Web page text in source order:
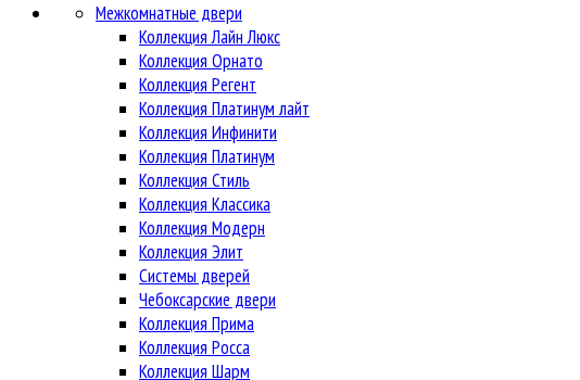
Межкомнатные двери
Коллекция Лайн Люкс
Коллекция Орнато
Коллекция Регент
Коллекция Платинум лайт
Коллекция Инфинити
Коллекция Платинум
Коллекция Стиль
Коллекция Классика
Коллекция Модерн
Коллекция Элит
Системы дверей
Чебоксарские двери
Коллекция Прима
Коллекция Росса
Коллекция Шарм